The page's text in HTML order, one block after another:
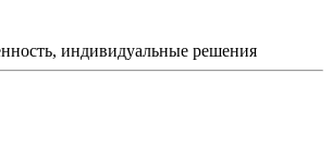
индивидуальные решения